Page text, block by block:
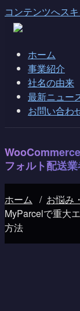
コンテンツへス
ホーム
事業紹介
社名の由来
最新ニュー
お問い合わ
フォルト配送
ホーム / お悩み
MyParcelで重大
方法